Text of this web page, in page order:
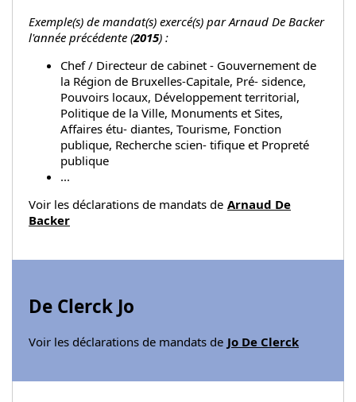
Exemple(s) de mandat(s) exercé(s) par Arnaud De Backer
l'année précédente (2015) :
Chef / Directeur de cabinet - Gouvernement de
la Région de Bruxelles-Capitale, Pré- sidence,
Pouvoirs locaux, Développement territorial,
Politique de la Ville, Monuments et Sites,
Affaires étu- diantes, Tourisme, Fonction
publique, Recherche scien- tifique et Propreté
publique
...
Voir les déclarations de mandats de Arnaud De
Backer
De Clerck Jo
Voir les déclarations de mandats de Jo De Clerck